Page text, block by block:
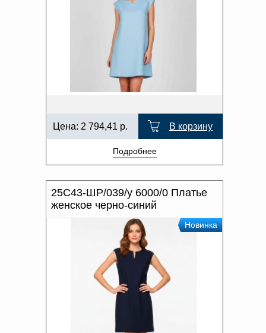
Цена: 2 794,41 р. В корзину
Подробнее
25С43-ШР/039/у 6000/0 Платье
женское черно-синий
Новинка